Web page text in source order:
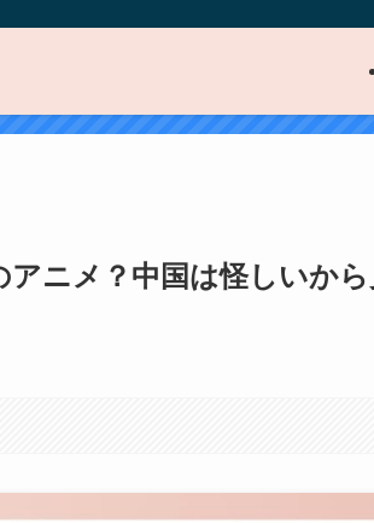
ニメ？中国は怪しいから